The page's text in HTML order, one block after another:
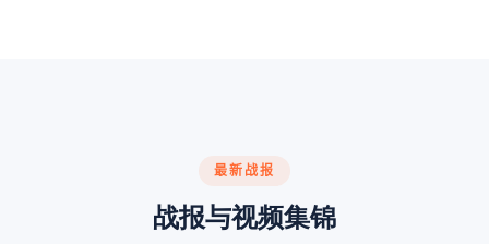
最新战报
战报与视频集锦